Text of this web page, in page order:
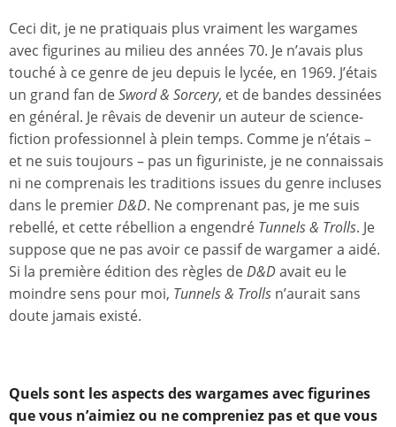
Ceci dit, je ne pratiquais plus vraiment les wargames
avec figurines au milieu des années 70. Je n’avais plus
touché à ce genre de jeu depuis le lycée, en 1969. J’étais
un grand fan deSword & Sorcery, et de bandes dessinées
en général. Je rêvais de devenir un auteur de science-
fiction professionnel à plein temps. Comme je n’étais –
et ne suis toujours – pas un figuriniste, je ne connaissais
ni ne comprenais les traditions issues du genre incluses
dans le premierD&D. Ne comprenant pas, je me suis
rebellé, et cette rébellion a engendré Tunnels & Trolls. Je
suppose que ne pas avoir ce passif de wargamer a aidé.
Si la première édition des règles deD&Davait eu le
moindre sens pour moi, Tunnels & Trolls n’aurait sans
doute jamais existé.
Quels sont les aspects des wargames avec figurines
que vous n’aimiez ou ne compreniez pas et que vous